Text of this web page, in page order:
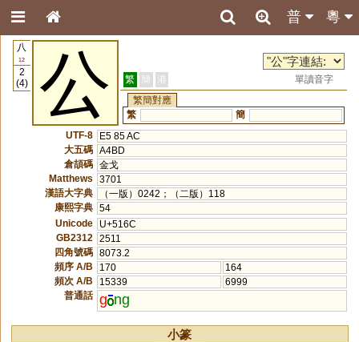
粵
普
八
12
2
(4)
公 繁 簡 港
單讀音字
繁簡對應
繁
簡
UTF-8
E5 85 AC
大五碼 A4BD
倉頡碼 金戈
Matthews
3701
漢語大字典
（一版）0242；（二版）118
康熙字典 54
Unicode
U+516C
GB2312
2511
四角號碼 8073.2
頻序 A/B
170
164
頻次 A/B
15339
6999
普通話 g ng
小篆